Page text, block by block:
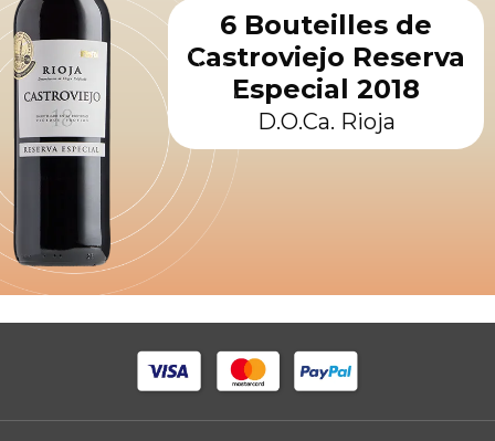
6 Bouteilles de
Castroviejo Reserva
Especial 2018
D.O.Ca. Rioja